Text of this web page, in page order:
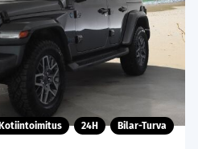
Kotiintoimitus 24H Bilar-Turva